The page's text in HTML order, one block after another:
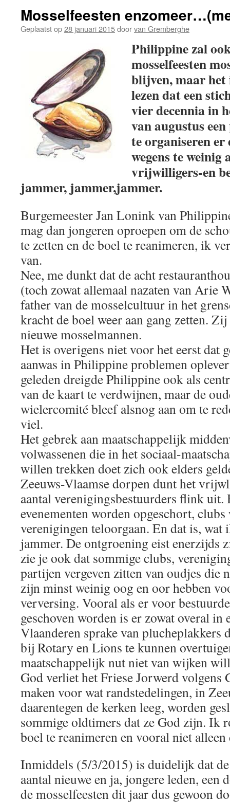
Mosselfeesten
Geplaatst op28 januari 2015doorvan Gremberghe
Philippine zal
mosselfeesten
blijven, maar het
lezen dat een
vier decennia in
van augustus
te organiseren
wegens te weinig
vrijwilligers-en
jammer, jammer,jammer.
Burgemeester Jan Lonink van
mag dan jongeren oproepen om de
te zetten en de boel te reanimeren, ik
van.
Nee, me dunkt dat de acht
(toch zowat allemaal nazaten van Arie
father van de mosselcultuur in het
kracht de boel weer aan gang zetten.
nieuwe mosselmannen.
Het is overigens niet voor het eerst dat
aanwas in Philippine problemen
geleden dreigde Philippine ook als
van de kaart te verdwijnen, maar de
wielercomité bleef alsnog aan om te
viel.
Het gebrek aan maatschappelijk
volwassenen die in het sociaal-
willen trekken doet zich ook elders
Zeeuws-Vlaamse dorpen dunt het
aantal verenigingsbestuurders flink uit.
evenementen worden opgeschort,
verenigingen teloorgaan. En dat is, wat
jammer. De ontgroening eist enerzijds
zie je ook dat sommige clubs,
partijen vergeven zitten van oudjes
zijn minst weinig oog en oor hebben
verversing. Vooral als er voor
geschoven worden is er zowat overal in
Vlaanderen sprake van plucheplakkers
bij Rotary en Lions te kunnen
maatschappelijk nut niet van wijken
God verliet het Friese Jorwerd volgens
maken voor wat randstedelingen, in
daarentegen de kerken leeg, worden
sommige oldtimers dat ze God zijn. Ik
boel te reanimeren en vooral niet alleen
Inmiddels (5/3/2015) is duidelijk dat
aantal nieuwe en ja, jongere leden, een
de mosselfeesten dit jaar dus gewoon